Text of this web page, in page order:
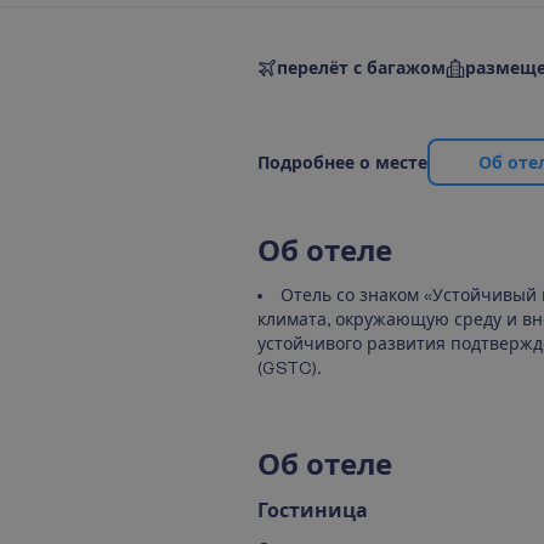
перелёт с багажом
Подробнее о месте Об оте
Об отеле
Отель со знаком
климата, окружающую среду и
устойчивого развития
(GSTC).
Об отеле
Гостиница